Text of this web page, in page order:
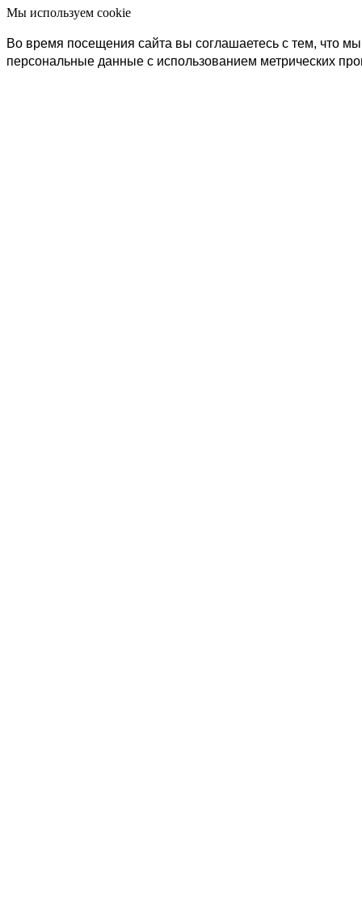
Мы используем cookie
Во время посещения сайта вы соглашаетесь с тем, что
персональные данные с использованием метрических